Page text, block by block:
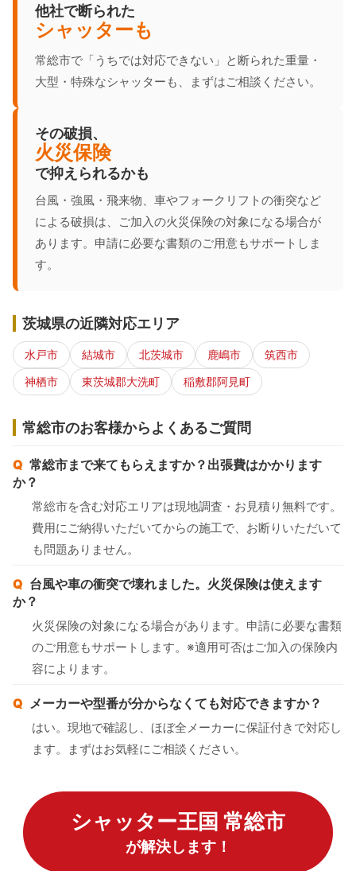
他社で断られた
シャッターも
常総市で「うちでは対応できない」と断られた重量・
大型・特殊なシャッターも、まずはご相談ください。
その破損、
火災保険
で抑えられるかも
台風・強風・飛来物、車やフォークリフトの衝突など
による破損は、ご加入の火災保険の対象になる場合が
あります。申請に必要な書類のご用意もサポートしま
す。
茨城県の近隣対応エリア
水戸市 結城市 北茨城市 鹿嶋市
筑西市
神栖市
東茨城郡大洗町 稲敷郡阿見町
常総市のお客様からよくあるご質問
常総市まで来てもらえますか？出張費はかかります
か？
常総市を含む対応エリアは現地調査・お見積り無料です。
費用にご納得いただいてからの施工で、お断りいただいて
も問題ありません。
台風や車の衝突で壊れました。火災保険は使えます
か？
火災保険の対象になる場合があります。申請に必要な書類
のご用意もサポートします。※適用可否はご加入の保険内
容によります。
メーカーや型番が分からなくても対応できますか？
はい。現地で確認し、ほぼ全メーカーに保証付きで対応し
ます。まずはお気軽にご相談ください。
シャッター王国 常総市
が解決します！